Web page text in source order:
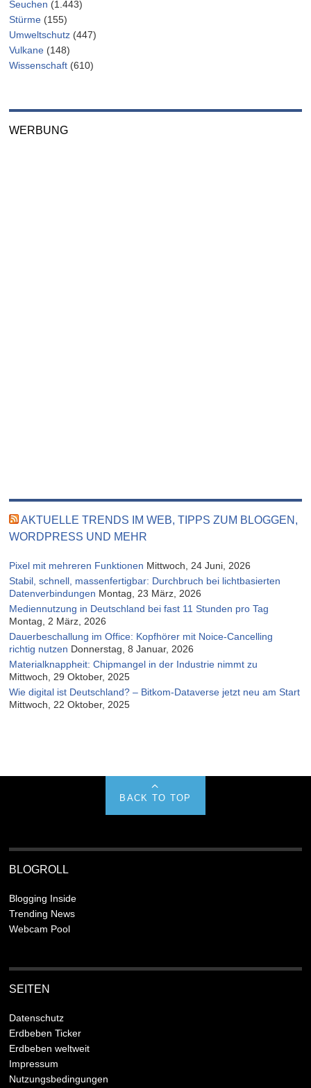
Seuchen (1.443)
Stürme (155)
Umweltschutz (447)
Vulkane (148)
Wissenschaft (610)
WERBUNG
AKTUELLE TRENDS IM WEB, TIPPS ZUM BLOGGEN,
WORDPRESS UND MEHR
Pixel mit mehreren Funktionen Mittwoch, 24 Juni, 2026
Stabil, schnell, massenfertigbar: Durchbruch bei lichtbasierten
Datenverbindungen Montag, 23 März, 2026
Mediennutzung in Deutschland bei fast 11 Stunden pro Tag
Montag, 2 März, 2026
Dauerbeschallung im Office: Kopfhörer mit Noice-Cancelling
richtig nutzen Donnerstag, 8 Januar, 2026
Materialknappheit: Chipmangel in der Industrie nimmt zu
Mittwoch, 29 Oktober, 2025
Wie digital ist Deutschland? – Bitkom-Dataverse jetzt neu am Start
Mittwoch, 22 Oktober, 2025
BACK TO TOP
BLOGROLL
Blogging Inside
Trending News
Webcam Pool
SEITEN
Datenschutz
Erdbeben Ticker
Erdbeben weltweit
Impressum
Nutzungsbedingungen